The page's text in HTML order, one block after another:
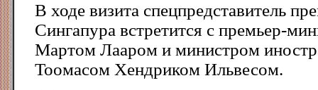
В ходе визита спецпредставитель
Сингапура встретится с премьер-
Мартом Лааром и министром
Тоомасом Хендриком Ильвесом.